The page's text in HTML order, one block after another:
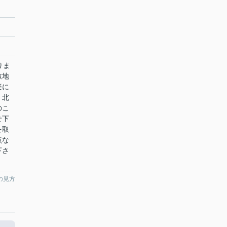
ま
地
北
下
な
見方